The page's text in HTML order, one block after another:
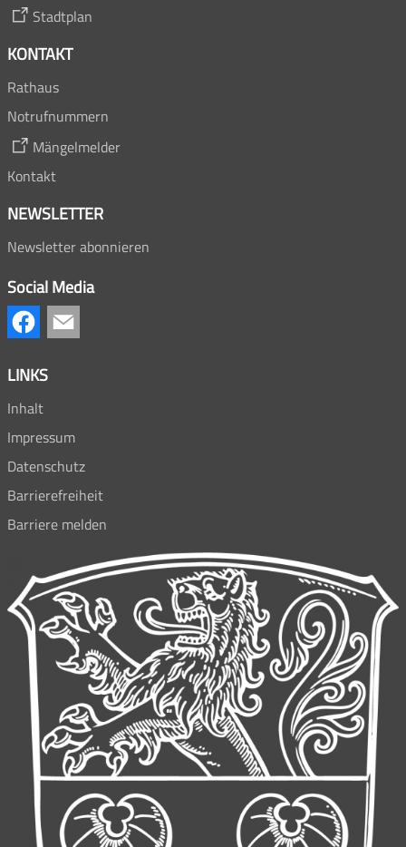
Stadtplan
KONTAKT
Rathaus
Notrufnummern
Mängelmelder
Kontakt
NEWSLETTER
Newsletter abonnieren
Social Media
LINKS
Inhalt
Impressum
Datenschutz
Barrierefreiheit
Barriere melden